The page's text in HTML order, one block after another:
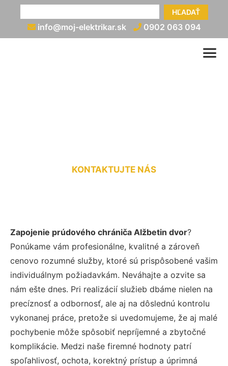
HĽADAŤ
info@moj-elektrikar.sk 0902 063 094
KONTAKTUJTE NÁS
Zapojenie prúdového chrániča Alžbetin dvor?
Ponúkame vám profesionálne, kvalitné a zároveň
cenovo rozumné služby, ktoré sú prispôsobené vašim
individuálnym požiadavkám. Neváhajte a ozvite sa
nám ešte dnes. Pri realizácií služieb dbáme nielen na
precíznosť a odbornosť, ale aj na dôslednú kontrolu
vykonanej práce, pretože si uvedomujeme, že aj malé
pochybenie môže spôsobiť nepríjemné a zbytočné
komplikácie. Medzi naše firemné hodnoty patrí
spoľahlivosť, ochota, korektný prístup a úprimná